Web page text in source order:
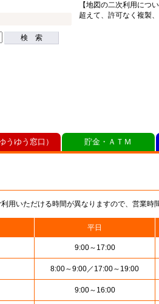
検 索
【地図の二次利用につ
超えて、許可なく複製
用いただける時間が異なりますので、営業時
平日
9:00～17:00
8:00～9:00／17:00～19:00
9:00～16:00
うゆう窓口） 貯金・ＡＴＭ